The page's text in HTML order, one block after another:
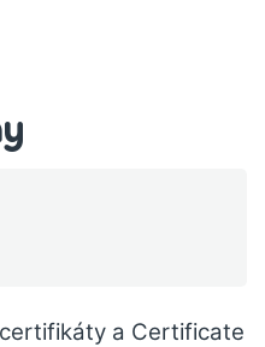
a Certificate